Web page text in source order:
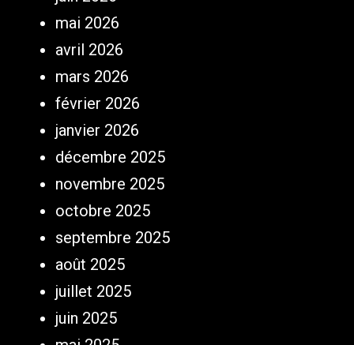
mai 2026
avril 2026
mars 2026
février 2026
janvier 2026
décembre 2025
novembre 2025
octobre 2025
septembre 2025
août 2025
juillet 2025
juin 2025